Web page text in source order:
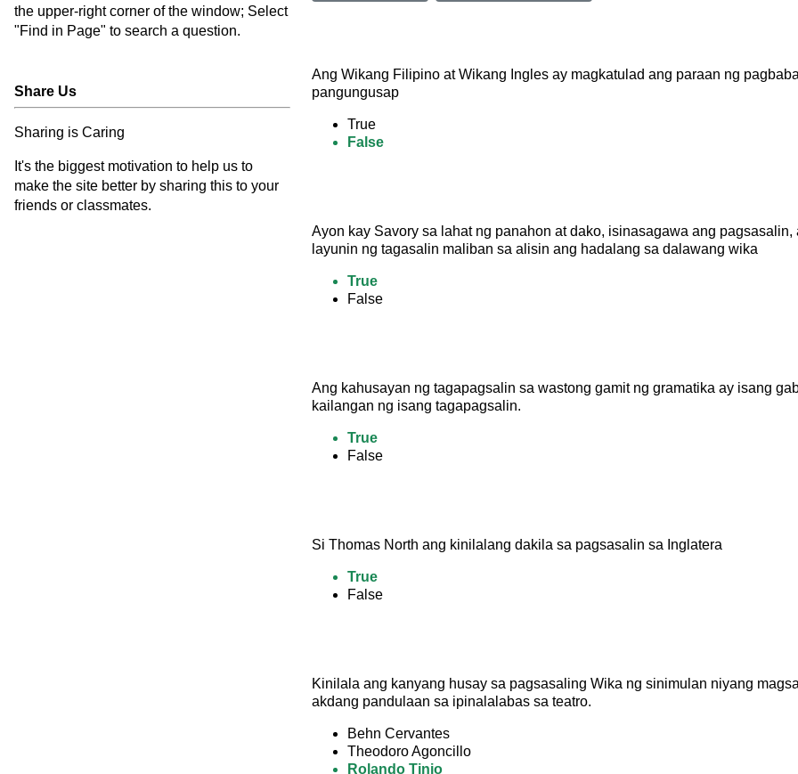
the upper-right corner of the window; Select
"Find in Page" to search a question.
Share Us
Sharing is Caring
It's the biggest motivation to help us to
make the site better by sharing this to your
friends or classmates.
Ang Wikang Filipino at Wikang Ingles ay magkatulad ang paraan ng
pangungusap
True
False
Ayon kay Savory sa lahat ng panahon at dako, isinasagawa ang
layunin ng tagasalin maliban sa alisin ang hadalang sa dalawang wika
True
False
Ang kahusayan ng tagapagsalin sa wastong gamit ng gramatika ay isang
kailangan ng isang tagapagsalin.
True
False
Si Thomas North ang kinilalang dakila sa pagsasalin sa Inglatera
True
False
Kinilala ang kanyang husay sa pagsasaling Wika ng sinimulan niyang
akdang pandulaan sa ipinalalabas sa teatro.
Behn Cervantes
Theodoro Agoncillo
Rolando Tinio